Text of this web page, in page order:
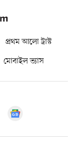
প্রথম আলো ট্রাস্ট
মোবাইল ভ্যাস